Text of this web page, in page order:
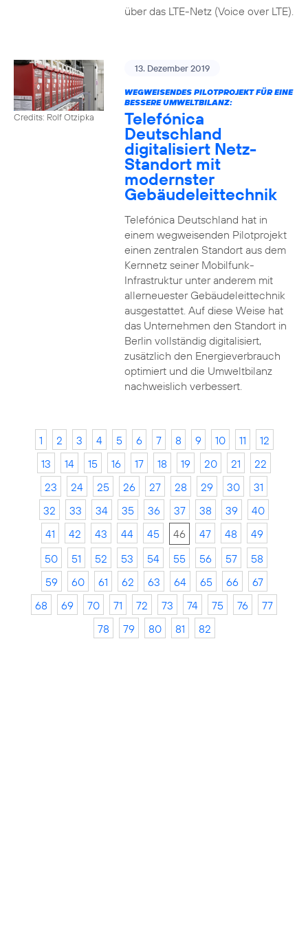
über das LTE-Netz (Voice over LTE).
Credits: Rolf Otzipka
13. Dezember 2019
WEGWEISENDES PILOTPROJEKT FÜR EINE
BESSERE UMWELTBILANZ:
Telefónica
Deutschland
digitalisiert Netz-
Standort mit
modernster
Gebäudeleittechnik
Telefónica Deutschland hat in
einem wegweisenden Pilotprojekt
einen zentralen Standort aus dem
Kernnetz seiner Mobilfunk-
Infrastruktur unter anderem mit
allerneuester Gebäudeleittechnik
ausgestattet. Auf diese Weise hat
das Unternehmen den Standort in
Berlin vollständig digitalisiert,
zusätzlich den Energieverbrauch
optimiert und die Umweltbilanz
nachweislich verbessert.
1 2 3 4 5 6 7 8 9 10 11
12
13
14 15 16 17 18 19 20 21
22
23
24 25 26 27 28 29 30
31
32
33 34 35 36 37 38 39
40
41
42 43 44 45 46 47 48
49
50
51 52 53 54 55 56 57
58
59
60 61 62 63 64 65 66
67
68
69 70 71 72 73 74 75 76
77
78
79 80 81 82